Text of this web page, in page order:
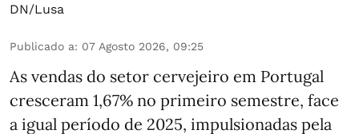
DN/Lusa
Publicado a: 07 Agosto 2026, 09:25
As vendas do setor cervejeiro em Portugal
cresceram 1,67% no primeiro semestre, face
a igual período de 2025, impulsionadas pela